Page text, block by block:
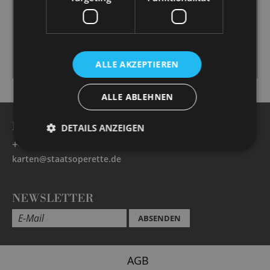
viele lustige Einfälle umgesetzt und dabei lustvoll
fabuliert. […] Spiel und Choreografie gehen
ineinander über. […]
Fazit: Die Produktion ist ein schön musizierter, bunt-
heutiger Beitrag, der das Repertoire attraktiv ergänzt.
BESUCHERSERVICE -Öffnungszeiten
+49 351 32042 222
karten@staatsoperette.de
NEWSLETTER
ABSENDEN
AGB
ALLE AKZEPTIEREN
ALLE ABLEHNEN
DETAILS ANZEIGEN